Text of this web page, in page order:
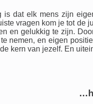
is dat elk mens zijn
vragen kom je tot de
en gelukkig te zijn.
nemen, en eigen
kern van jezelf. En